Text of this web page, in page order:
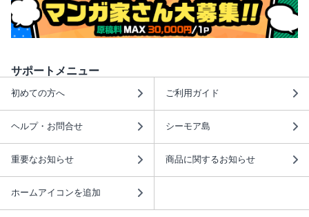
サポートメニュー
初めての方へ ご利用ガイド
ヘルプ・お問合せ シーモア島
重要なお知らせ 商品に関するお知らせ
ホームアイコンを追加